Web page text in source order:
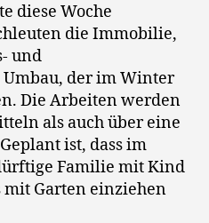
diese Woche
die Immobilie,
und
der im Winter
Die Arbeiten werden
als auch über eine
ist, dass im
Familie mit Kind
mit Garten einziehen